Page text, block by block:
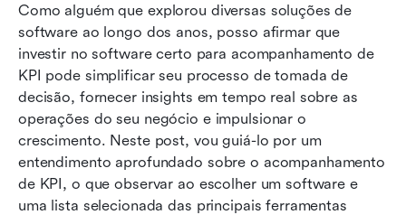
Como alguém que explorou diversas soluções de
software ao longo dos anos, posso afirmar que
investir no software certo para acompanhamento de
KPI pode simplificar seu processo de tomada de
decisão, fornecer insights em tempo real sobre as
operações do seu negócio e impulsionar o
crescimento. Neste post, vou guiá-lo por um
entendimento aprofundado sobre o acompanhamento
de KPI, o que observar ao escolher um software e
uma lista selecionada das principais ferramentas
Desafios comuns no acompanhamento de KPIs
Perguntas Frequentes
Conclusão